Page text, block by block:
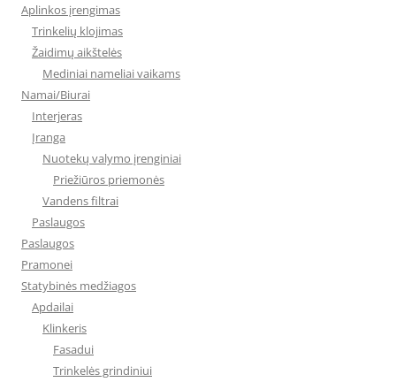
Aplinkos įrengimas
Trinkelių klojimas
Žaidimų aikštelės
Mediniai nameliai vaikams
Namai/Biurai
Interjeras
Įranga
Nuotekų valymo įrenginiai
Priežiūros priemonės
Vandens filtrai
Paslaugos
Paslaugos
Pramonei
Statybinės medžiagos
Apdailai
Klinkeris
Fasadui
Trinkelės grindiniui